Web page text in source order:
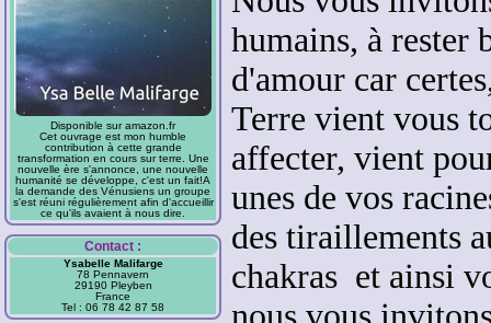
Disponible sur amazon.fr
Cet ouvrage est mon humble
contribution à cette grande
transformation en cours sur terre. Une
nouvelle ère s'annonce, une nouvelle
humanité se développe, c'est un fait!A
la demande des Vénusiens un groupe
s'est réuni régulièrement afin d'accueillir
ce qu'ils avaient à nous dire.
Contact :
Ysabelle Malifarge
78 Pennavern
29190 Pleyben
France
Tel : 06 78 42 87 58
humains, à rester
d'amour car
Terre vient vous
affecter, vient
unes de vos
des tiraillements
chakras et ainsi